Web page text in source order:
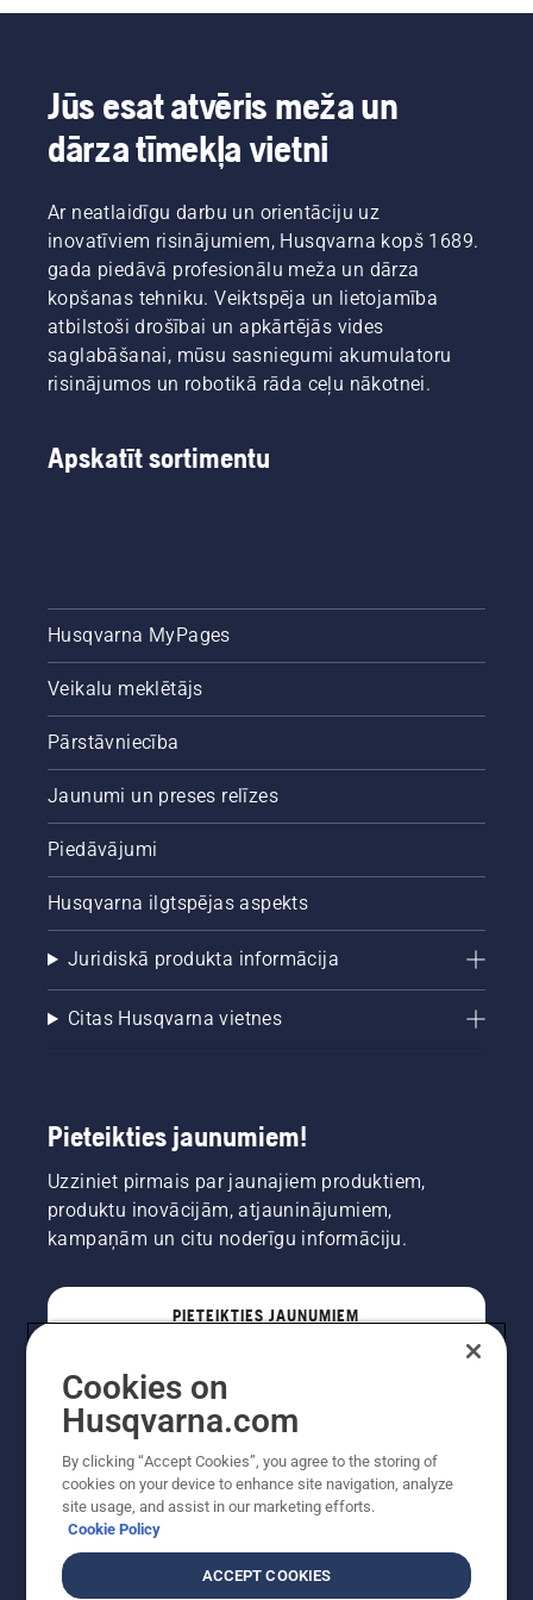
Un viņi ir
mūsu
visprasīgākie
klienti.
ne tikai
mājīgumam,
bet arī
māju
Lūk, daži
padomi,
kas ļauj
vieglāk
un
drošāk
skaldīt
malku.
Jūs esat atvēris meža un
dārza tīmekļa vietni
Ar neatlaidīgu darbu un orientāciju uz
inovatīviem risinājumiem, Husqvarna kopš 1689.
gada piedāvā profesionālu meža un dārza
kopšanas tehniku. Veiktspēja un lietojamība
atbilstoši drošībai un apkārtējās vides
saglabāšanai, mūsu sasniegumi akumulatoru
risinājumos un robotikā rāda ceļu nākotnei.
Apskatīt sortimentu
Husqvarna MyPages
Veikalu meklētājs
Pārstāvniecība
Jaunumi un preses relīzes
Piedāvājumi
Husqvarna ilgtspējas aspekts
Juridiskā produkta informācija
Citas Husqvarna vietnes
Pieteikties jaunumiem!
Uzziniet pirmais par jaunajiem produktiem,
produktu inovācijām, atjauninājumiem,
kampaņām un citu noderīgu informāciju.
PIETEIKTIES JAUNUMIEM
Cookies on
Husqvarna.com
By clicking “Accept Cookies”, you agree to the storing of
cookies on your device to enhance site navigation, analyze
site usage, and assist in our marketing efforts.
Cookie Policy
ACCEPT COOKIES